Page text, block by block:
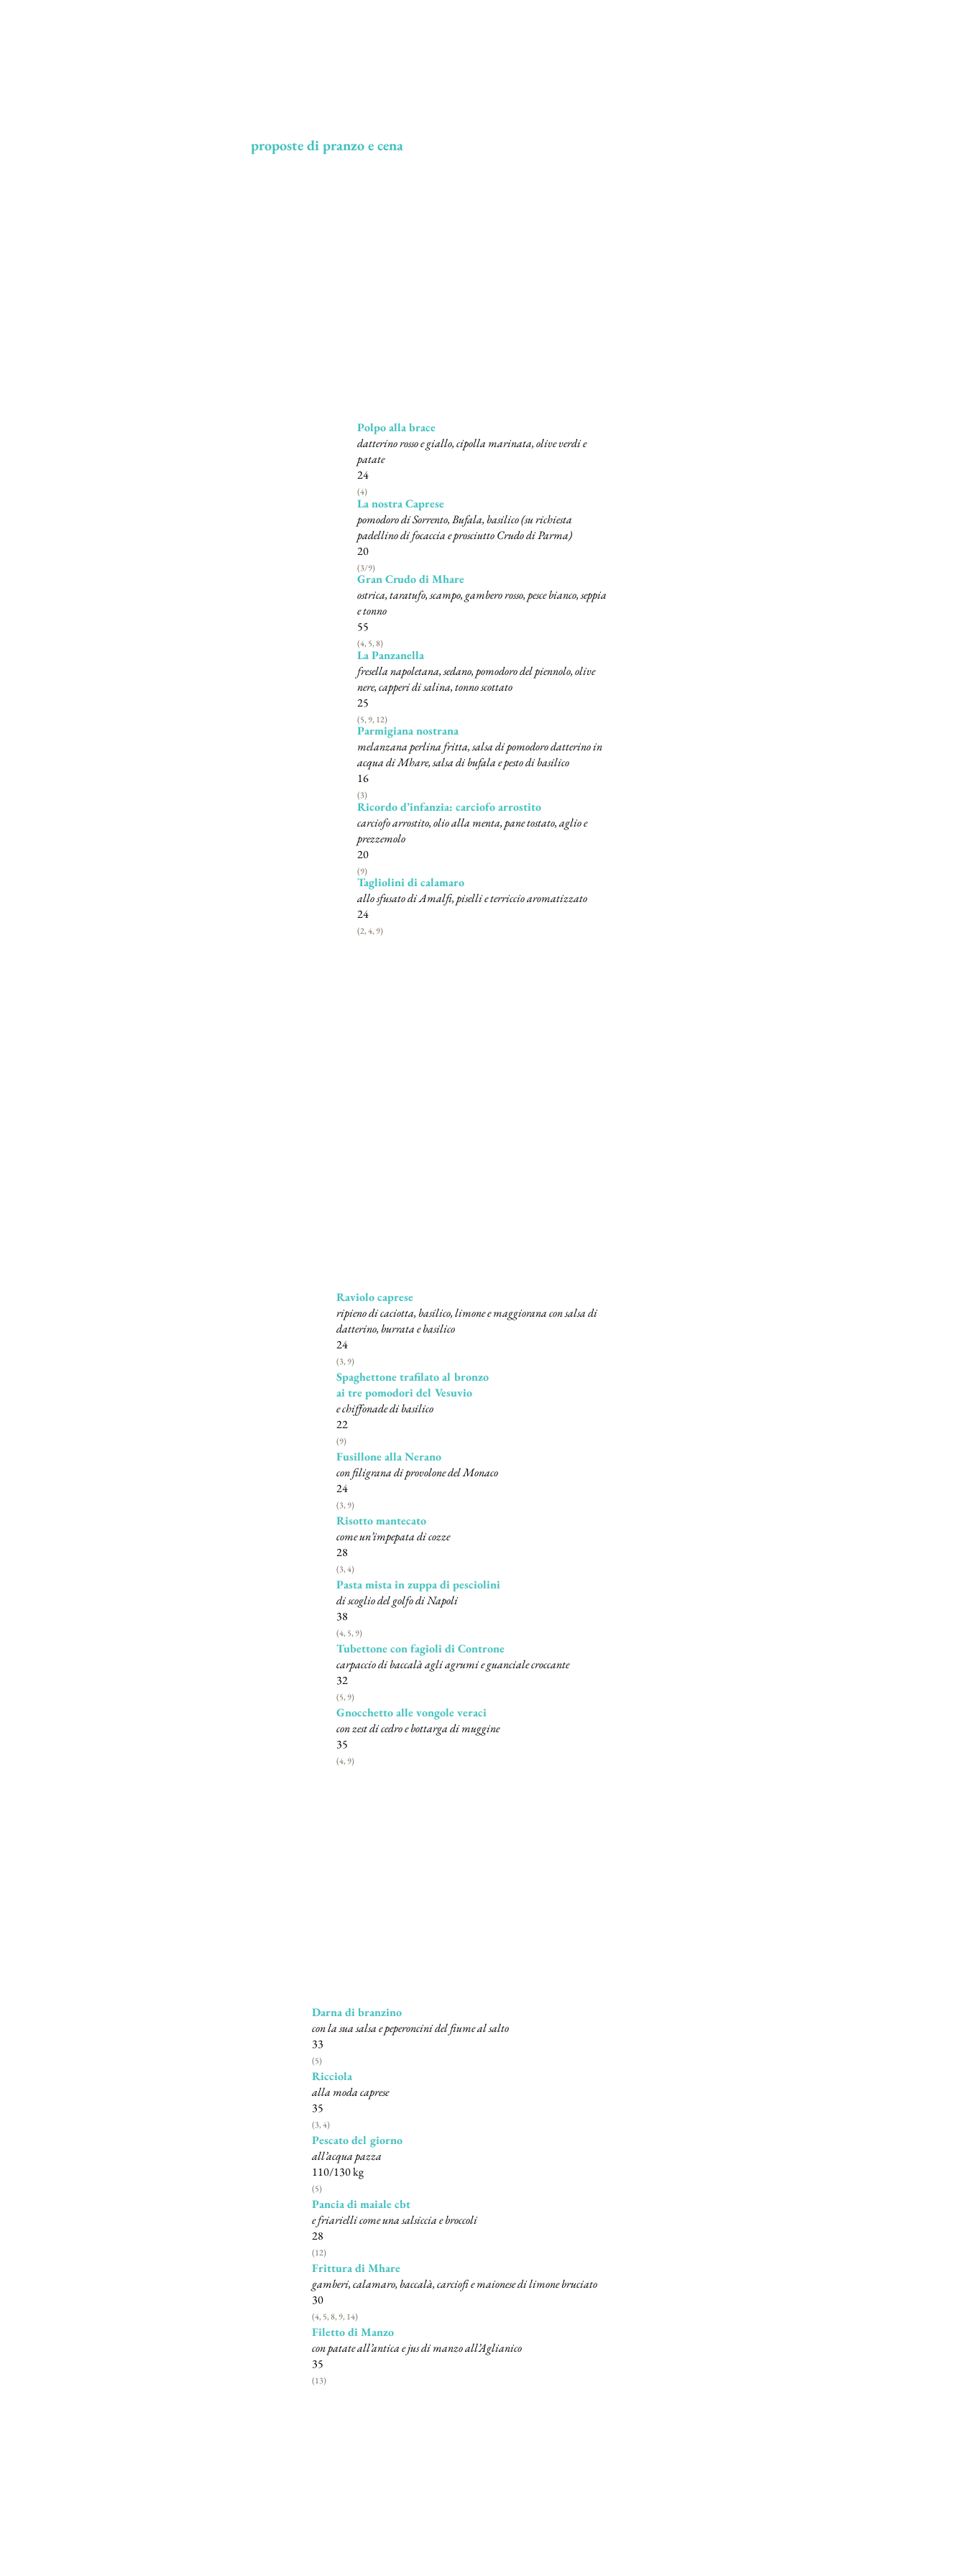
proposte di pranzo e cena
Polpo alla brace
datterino rosso e giallo, cipolla marinata, olive verdi e
patate
24
(4)
La nostra Caprese
pomodoro di Sorrento, Bufala, basilico (su richiesta
padellino di focaccia e prosciutto Crudo di Parma)
20
(3/9)
Gran Crudo di Mhare
ostrica, taratufo, scampo, gambero rosso, pesce bianco, seppia
e tonno
55
(4, 5, 8)
La Panzanella
fresella napoletana, sedano, pomodoro del piennolo, olive
nere, capperi di salina, tonno scottato
25
(5, 9, 12)
Parmigiana nostrana
melanzana perlina fritta, salsa di pomodoro datterino in
acqua di Mhare, salsa di bufala e pesto di basilico
16
(3)
Ricordo d’infanzia: carciofo arrostito
carciofo arrostito, olio alla menta, pane tostato, aglio e
prezzemolo
20
(9)
Tagliolini di calamaro
allo sfusato di Amalfi, piselli e terriccio aromatizzato
24
(2, 4, 9)
Raviolo caprese
ripieno di caciotta, basilico, limone e maggiorana con salsa di
datterino, burrata e basilico
24
(3, 9)
Spaghettone trafilato al bronzo
ai tre pomodori del Vesuvio
e chiffonade di basilico
22
(9)
Fusillone alla Nerano
con filigrana di provolone del Monaco
24
(3, 9)
Risotto mantecato
come un’impepata di cozze
28
(3, 4)
Pasta mista in zuppa di pesciolini
di scoglio del golfo di Napoli
38
(4, 5, 9)
Tubettone con fagioli di Controne
carpaccio di baccalà agli agrumi e guanciale croccante
32
(5, 9)
Gnocchetto alle vongole veraci
con zest di cedro e bottarga di muggine
35
(4, 9)
Darna di branzino
con la sua salsa e peperoncini del fiume al salto
33
(5)
Ricciola
alla moda caprese
35
(3, 4)
Pescato del giorno
all’acqua pazza
110/130 kg
(5)
Pancia di maiale cbt
e friarielli come una salsiccia e broccoli
28
(12)
Frittura di Mhare
gamberi, calamaro, baccalà, carciofi e maionese di limone bruciato
30
(4, 5, 8, 9, 14)
Filetto di Manzo
con patate all’antica e jus di manzo all’Aglianico
35
(13)